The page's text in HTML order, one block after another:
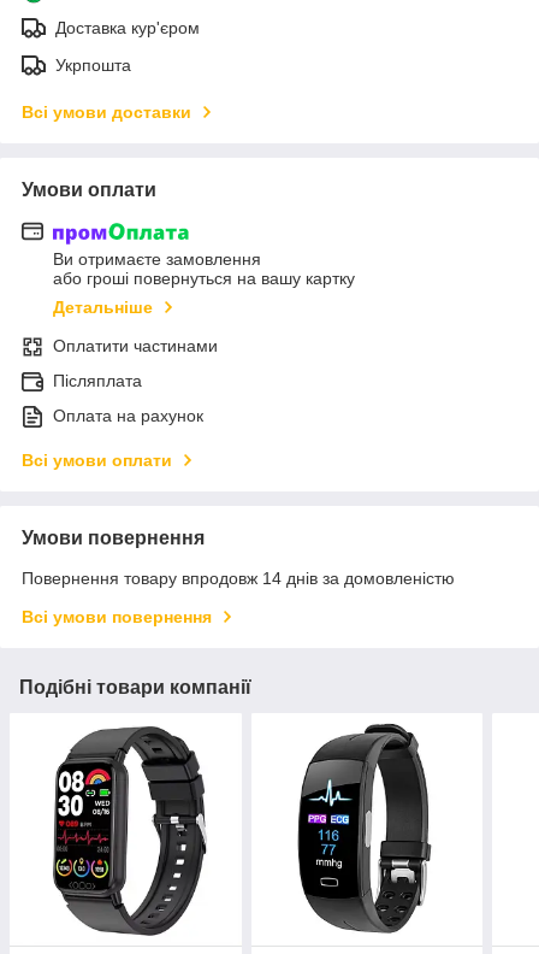
Доставка кур'єром
Укрпошта
Всі умови доставки
Умови оплати
Ви отримаєте замовлення
або гроші повернуться на вашу картку
Детальніше
Оплатити частинами
Післяплата
Оплата на рахунок
Всі умови оплати
Умови повернення
Повернення товару впродовж 14 днів за домовленістю
Всі умови повернення
Подібні товари компанії